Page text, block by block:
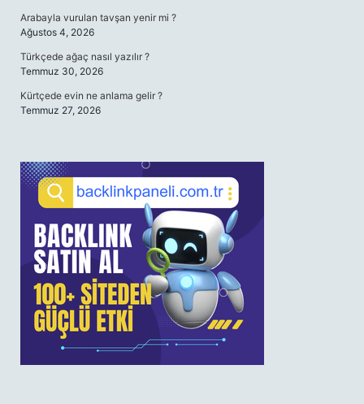
Arabayla vurulan tavşan yenir mi ?
Ağustos 4, 2026
Türkçede ağaç nasıl yazılır ?
Temmuz 30, 2026
Kürtçede evin ne anlama gelir ?
Temmuz 27, 2026